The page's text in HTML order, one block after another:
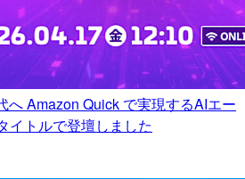
へ Amazon Quick で実現するAIエー
イトルで登壇しました